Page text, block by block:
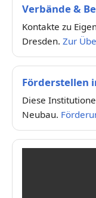
Verbände &
Kontakte zu
Dresden. Zur
Förderstellen
Diese
Neubau.